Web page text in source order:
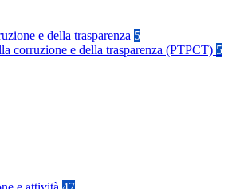
e della trasparenza 5
corruzione e della trasparenza (PTPCT) 5